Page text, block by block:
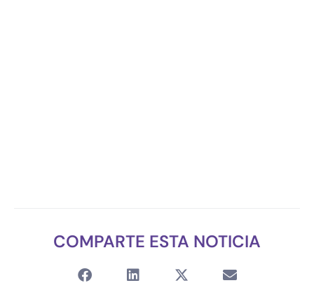
COMPARTE ESTA NOTICIA